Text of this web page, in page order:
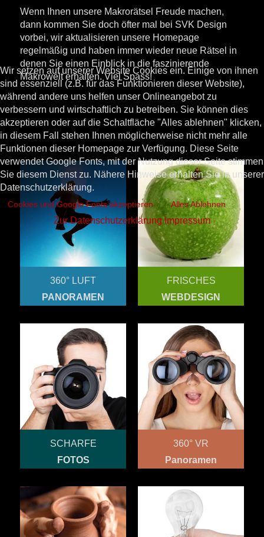
Wenn Ihnen unsere Makrorätsel Freude machen,
dann kommen Sie doch öfter mal bei SVK Design
vorbei, wir aktualisieren unsere Homepage
regelmäßig und haben immer wieder neue Rätsel in
denen Sie einen Einblick in die faszinierende
Makrowelt erhalten. Viel Spass!
360° LUFT
PANORAMEN
FRISCHES
WEBDESIGN
SCHARFE
FOTOS
360° VR
Panoramen
Wir setzen auf unserer Website Cookies ein. Einige von ihnen
sind essenziell (z.B. für das Funktionieren dieser Website),
während andere uns helfen unser Onlineangebot zu
verbessern und wirtschaftlich zu betreiben. Sie können dies
akzeptieren oder auf die Schaltfläche "Alles ablehnen" klicken,
in diesem Fall stehen Ihnen möglicherweise nicht mehr alle
Funktionen dieser Homepage zur Verfügung. Diese Seite
verwendet Google Fonts, mit der Nutzung dieser Seite stimmen
Sie diesem Dienst zu. Nähere Hinweise erhalten Sie in unserer
Datenschutzerklärung.
Cookies und Google Fonts akzeptieren Alles Ablehnen
Zur Datenschutzerklärung Impressum